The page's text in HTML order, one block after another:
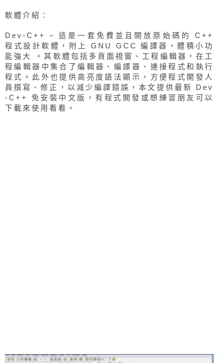
軟體介紹：
Dev-C++ – 這是一套免費並且開放原始碼的 C++
程式設計軟體，附上 GNU GCC 編譯器，體積小功
能強大 。其軟體包括多頁面視窗、工程編輯器，在工
程編輯器中集合了編輯器、編譯器、連接程式和執行
程式。此外也提供高亮度語法顯示，方便程式開發人
員撰寫、修正，以減少編譯錯誤，本文提供最新 Dev
-C++ 免安裝中文版，有程式開發或想練習朋友可以
下載來使用看看。